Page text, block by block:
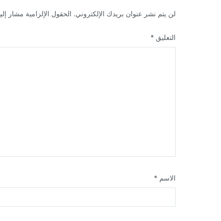
لن يتم نشر عنوان بريدك الإلكتروني. الحقول الإلزامية مشار
التعليق *
الاسم *